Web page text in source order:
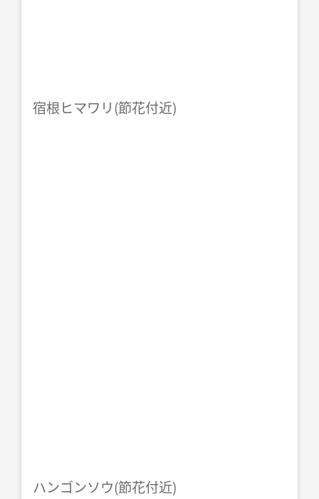
宿根ヒマワリ(節花付近)
ハンゴンソウ(節花付近)